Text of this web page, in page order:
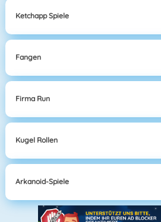
Ketchapp Spiele
Fangen
Firma Run
Kugel Rollen
Arkanoid-Spiele